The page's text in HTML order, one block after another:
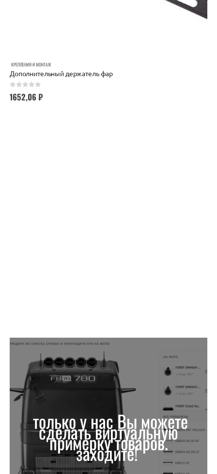
КРЕПЛЕНИЯ И МОНТАЖ
Дополнительный держатель фар
1652,06₽
только у нас Вы можете
сделать виртуальную
примерку товаров.
заходите!